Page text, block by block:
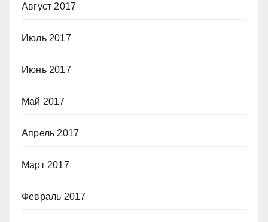
Август 2017
Июль 2017
Июнь 2017
Май 2017
Апрель 2017
Март 2017
Февраль 2017